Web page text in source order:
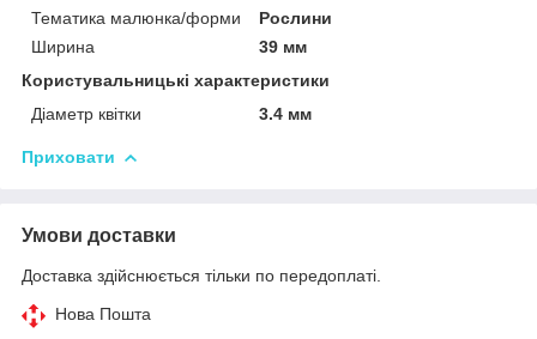
Тематика малюнка/форми
Рослини
Ширина
39 мм
Користувальницькі характеристики
Діаметр квітки
3.4 мм
Приховати
Умови доставки
Доставка здійснюється тільки по передоплаті.
Нова Пошта